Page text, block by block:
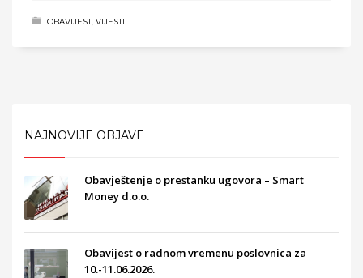
OBAVIJEST, VIJESTI
NAJNOVIJE OBJAVE
Obavještenje o prestanku ugovora – Smart
Money d.o.o.
Obavijest o radnom vremenu poslovnica za
10.-11.06.2026.